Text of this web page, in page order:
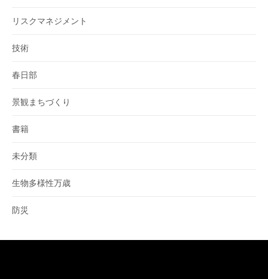
リスクマネジメント
技術
春日部
景観まちづくり
書籍
未分類
生物多様性万歳
防災